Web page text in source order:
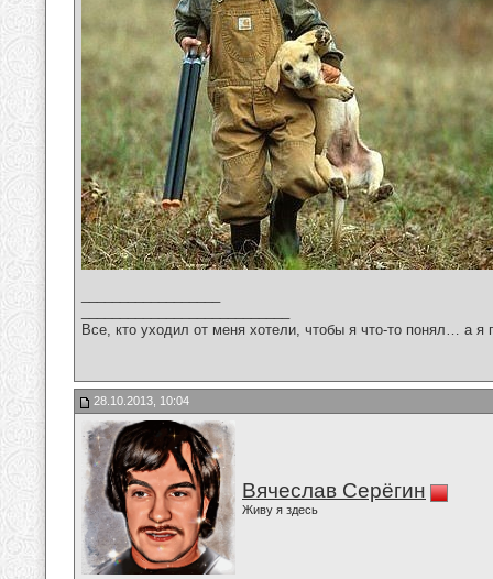
Все, кто уходил от меня хотели, чтобы я что-то понял… а
28.10.2013, 10:04
Вячеслав Серёгин
Живу я здесь